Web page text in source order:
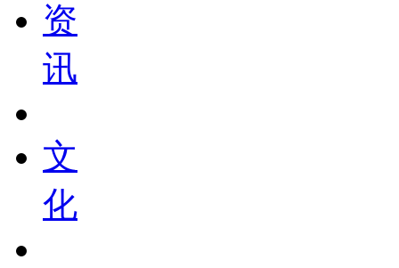
资
讯
文
化